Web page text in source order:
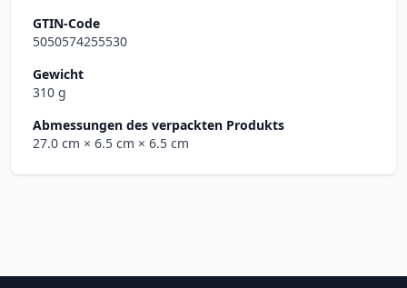
GTIN-Code
5050574255530
Gewicht
310 g
Abmessungen des verpackten Produkts
27.0 cm × 6.5 cm × 6.5 cm